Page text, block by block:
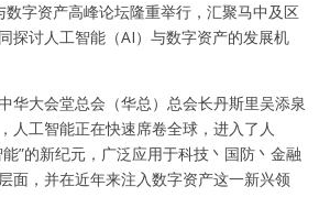
字资产高峰论坛隆重举行，汇聚马中及区
探讨人工智能（AI）与数字资产的发展机
华大会堂总会（华总）总会长丹斯里吴添泉
人工智能正在快速席卷全球，进入了人
”的新纪元，广泛应用于科技丶国防丶金融
面，并在近年来注入数字资产这一新兴领